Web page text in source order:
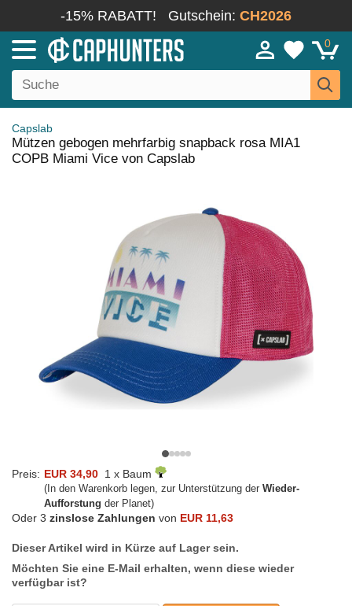
-15% RABATT! Gutschein: CH2026
0
Capslab
Mützen gebogen mehrfarbig snapback rosa MIA1
COPB Miami Vice von Capslab
Preis: EUR 34,90 1 x Baum
(In den Warenkorb legen, zur Unterstützung der Wieder-
Aufforstung der Planet)
Oder 3 zinslose Zahlungen von EUR 11,63
Dieser Artikel wird in Kürze auf Lager sein.
Möchten Sie eine E-Mail erhalten, wenn diese wieder
verfügbar ist?